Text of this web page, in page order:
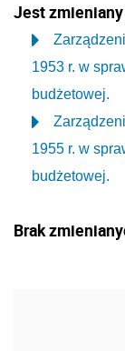
Jest
1953 r. w
budżetowej.
1955 r. w
budżetowej.
Brak